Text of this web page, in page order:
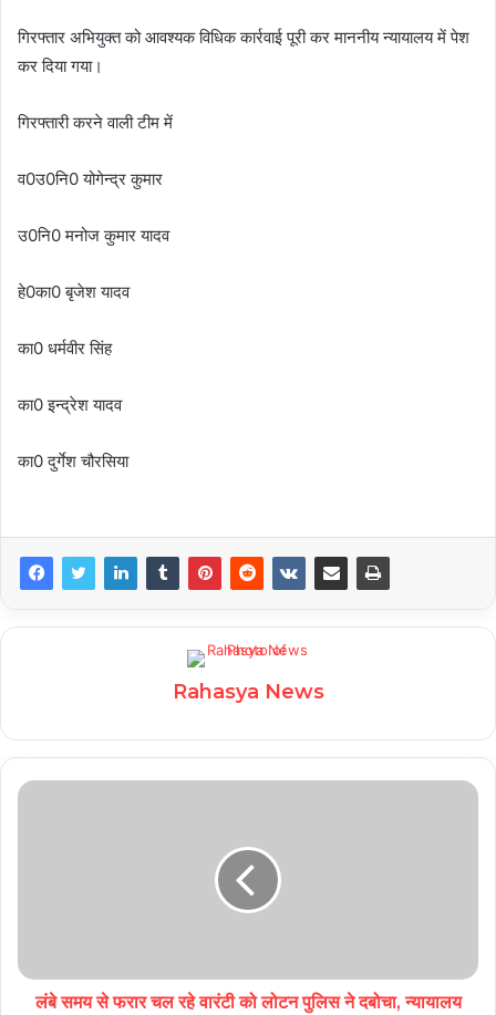
गिरफ्तार अभियुक्त को आवश्यक विधिक कार्रवाई पूरी कर माननीय न्यायालय में पेश
कर दिया गया।
गिरफ्तारी करने वाली टीम में
व0उ0नि0 योगेन्द्र कुमार
उ0नि0 मनोज कुमार यादव
हे0का0 बृजेश यादव
का0 धर्मवीर सिंह
का0 इन्द्रेश यादव
का0 दुर्गेश चौरसिया
Rahasya News
लंबे समय से फरार चल रहे वारंटी को लोटन पुलिस ने दबोचा, न्यायालय